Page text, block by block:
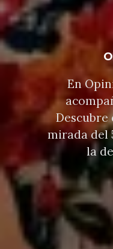
En
Descubre
mirada del
la